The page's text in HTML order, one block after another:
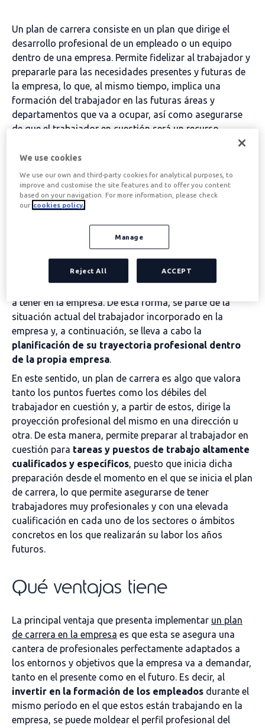
Un plan de carrera consiste en un plan que dirige el
desarrollo profesional de un empleado o un equipo
dentro de una empresa. Permite fidelizar al trabajador y
prepararle para las necesidades presentes y futuras de
la empresa, lo que, al mismo tiempo, implica una
formación del trabajador en las futuras áreas y
departamentos que va a ocupar, así como asegurarse
de que el trabajador en cuestión será un recurso
corto como a largo plazo.
Tabla de contenidos
Qué es un plan de carrera
Como se ha mencionado, un plan de carrera es la
a tener en la empresa. De esta forma, se parte de la
situación actual del trabajador incorporado en la
empresa y, a continuación, se lleva a cabo la
planificación de su trayectoria profesional dentro
de la propia empresa.
En este sentido, un plan de carrera es algo que valora
tanto los puntos fuertes como los débiles del
trabajador en cuestión y, a partir de estos, dirige la
proyección profesional del mismo en una dirección u
otra. De esta manera, permite preparar al trabajador en
cuestión para tareas y puestos de trabajo altamente
cualificados y específicos, puesto que inicia dicha
preparación desde el momento en el que se inicia el plan
de carrera, lo que permite asegurarse de tener
trabajadores muy profesionales y con una elevada
cualificación en cada uno de los sectores o ámbitos
concretos en los que realizarán su labor los años
futuros.
Qué ventajas tiene
La principal ventaja que presenta implementar un plan
de carrera en la empresa es que esta se asegura una
cantera de profesionales perfectamente adaptados a
los entornos y objetivos que la empresa va a demandar,
tanto en el presente como en el futuro. Es decir, al
invertir en la formación de los empleados durante el
mismo período en el que estos están trabajando en la
empresa, se puede moldear el perfil profesional del
We use cookies
We use our own and third-party cookies for analytical purposes, to
improve and customise the site features and to offer you content
based on your navigation. For more information, please check
our cookies policy.
Manage
Reject All ACCEPT